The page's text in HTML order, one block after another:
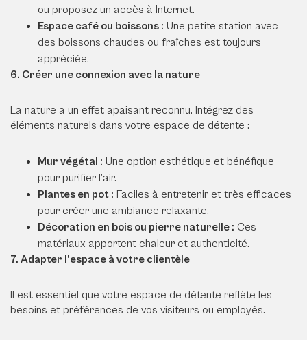
ou proposez un accès à Internet.
Espace café ou boissons : Une petite station avec
des boissons chaudes ou fraîches est toujours
appréciée.
6. Créer une connexion avec la nature
La nature a un effet apaisant reconnu. Intégrez des
éléments naturels dans votre espace de détente :
Mur végétal : Une option esthétique et bénéfique
pour purifier l’air.
Plantes en pot : Faciles à entretenir et très efficaces
pour créer une ambiance relaxante.
Décoration en bois ou pierre naturelle : Ces
matériaux apportent chaleur et authenticité.
7. Adapter l’espace à votre clientèle
Il est essentiel que votre espace de détente reflète les
besoins et préférences de vos visiteurs ou employés.